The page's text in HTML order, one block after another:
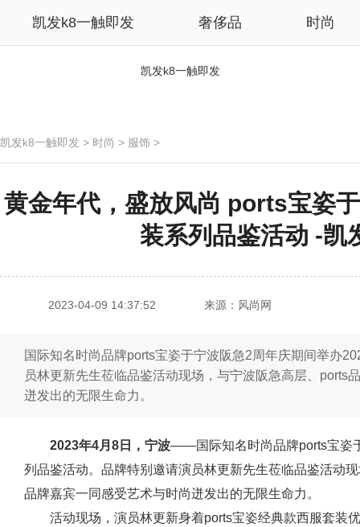
凯发k8一触即发 奢侈品 时尚
凯发k8一触即发
凯发k8一触即发 > 时尚 > 服饰 >
黄金年代，盛放风尚 ports宝姿
装系列品鉴活动 -凯
2023-04-09 14:37:52 来源：风尚网
国际知名时尚品牌ports宝姿于宁波阪急2周年庆期间举办
员林更新先生莅临品鉴活动现场，与宁波阪急高层、ports
迸发出的无限生命力。
2023年4月8日，宁波——国际知名时尚品牌ports宝姿
列品鉴活动。品牌特别邀请演员林更新先生莅临品鉴活动
品牌嘉宾一同感受艺术与时尚迸发出的无限生命力。
活动现场，演员林更新身着ports宝姿经典款西服套装